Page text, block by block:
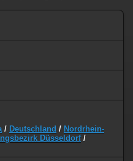
/ Deutschland / Nordrhein-
Düsseldorf/